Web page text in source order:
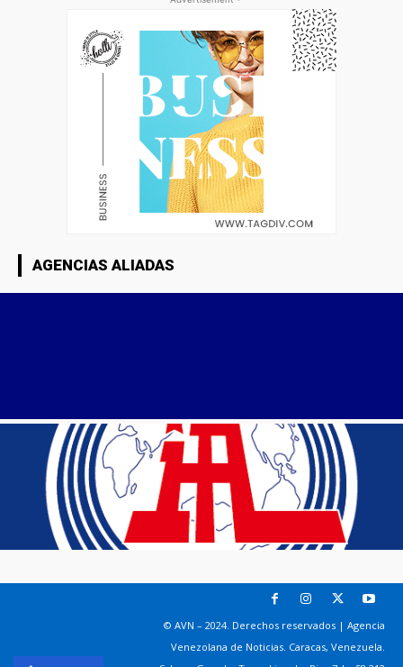
AGENCIAS ALIADAS
© AVN – 2024. Derechos reservados | Agencia
Venezolana de Noticias. Caracas, Venezuela.